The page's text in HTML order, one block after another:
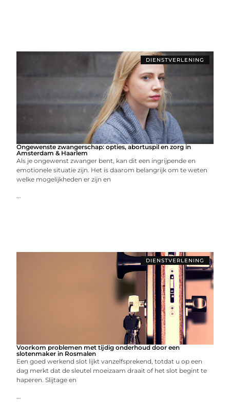
DIENSTVERLENING
Ongewenste zwangerschap: opties, abortuspil en zorg in
Amsterdam & Haarlem
Als je ongewenst zwanger bent, kan dit een ingrijpende en
emotionele situatie zijn. Het is daarom belangrijk om te weten
welke mogelijkheden er zijn en
...
DIENSTVERLENING
Voorkom problemen met tijdig onderhoud door een
slotenmaker in Rosmalen
Een goed werkend slot lijkt vanzelfsprekend, totdat u op een
dag merkt dat de sleutel moeizaam draait of het slot begint te
haperen. Slijtage en
...